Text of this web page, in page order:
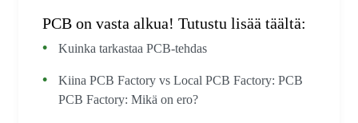
PCB on vasta alkua! Tutustu lisää täältä:
Kuinka tarkastaa PCB-tehdas
Kiina PCB Factory vs Local PCB Factory: PCB
PCB Factory: Mikä on ero?